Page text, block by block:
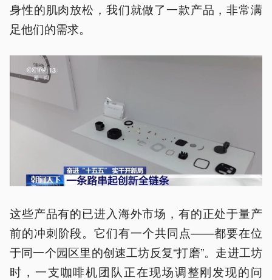
身性的肌肉放松，我们就做了一款产品，非常满
足他们的需求。
这些产品有的已进入海外市场，有的正处于量产
前的冲刺阶段。它们有一个共同点——都要在位
于同一个园区里的创速工坊反复“打磨”。走进工坊
时，一支咖啡机团队正在现场调整刚发现的问